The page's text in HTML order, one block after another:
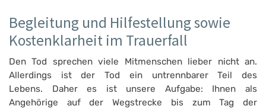
Begleitung und Hilfestellung sowie
Kostenklarheit im Trauerfall
Den Tod sprechen viele Mitmenschen lieber nicht an.
Allerdings ist der Tod ein untrennbarer Teil des
Lebens. Daher es ist unsere Aufgabe: Ihnen als
Angehörige auf der Wegstrecke bis zum Tag der